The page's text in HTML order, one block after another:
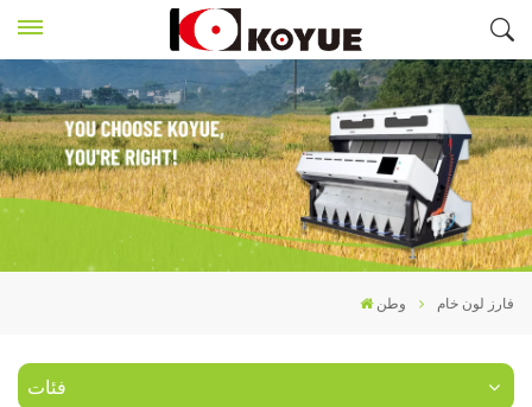
وطن فارز لون خام
فئات